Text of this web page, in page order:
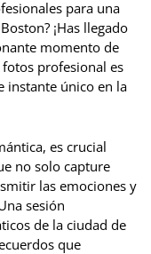
para una
¡Has llegado
momento de
profesional es
instante único en la
es crucial
no solo capture
las emociones y
sesión
de la ciudad de
que